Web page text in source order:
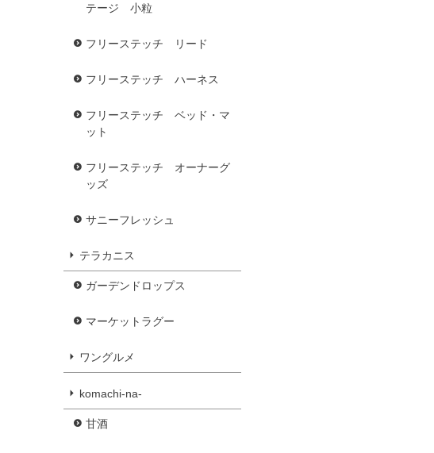
テージ 小粒
フリーステッチ リード
フリーステッチ ハーネス
フリーステッチ ベッド・マ
ット
フリーステッチ オーナーグ
ッズ
サニーフレッシュ
テラカニス
ガーデンドロップス
マーケットラグー
ワングルメ
komachi-na-
甘酒